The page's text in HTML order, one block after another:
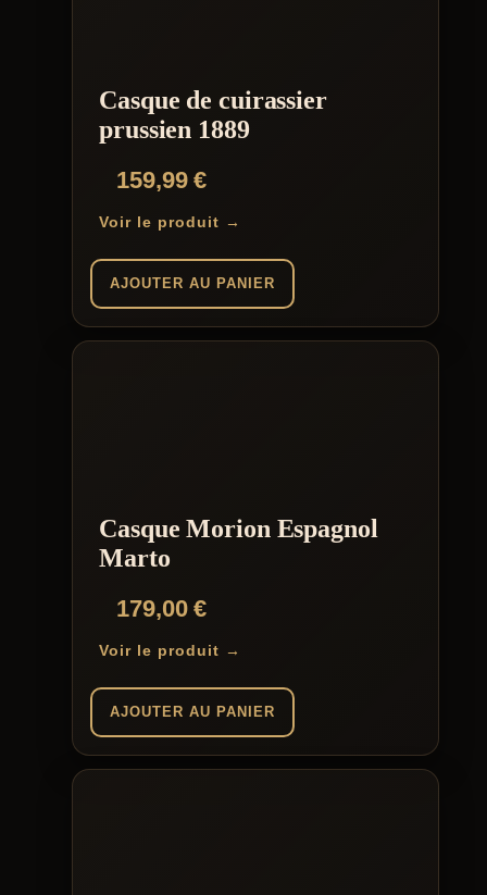
Casque de cuirassier
prussien 1889
159,99€
Voir le produit →
AJOUTER AU PANIER
Casque Morion Espagnol
Marto
179,00€
Voir le produit →
AJOUTER AU PANIER